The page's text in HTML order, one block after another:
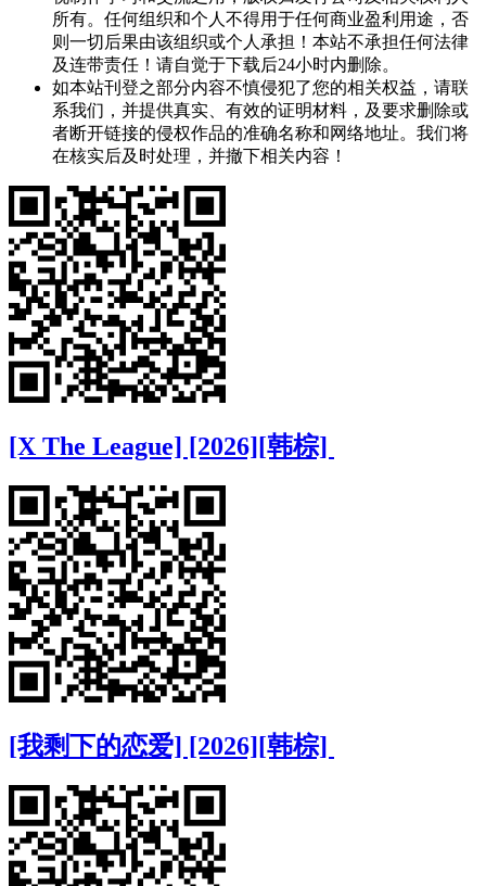
所有。任何组织和个人不得用于任何商业盈利用途，否
则一切后果由该组织或个人承担！本站不承担任何法律
及连带责任！请自觉于下载后24小时内删除。
如本站刊登之部分内容不慎侵犯了您的相关权益，请联
系我们，并提供真实、有效的证明材料，及要求删除或
者断开链接的侵权作品的准确名称和网络地址。我们将
在核实后及时处理，并撤下相关内容！
[X The League] [2026][韩棕]
[我剩下的恋爱] [2026][韩棕]